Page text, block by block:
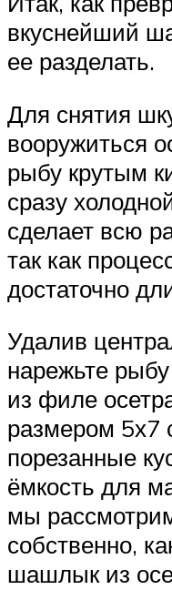
вкуснейший
ее разделать.
Для снятия
вооружиться
рыбу крутым
сразу
сделает всю
так как
достаточно
Удалив
нарежьте
из филе
размером 5х7
порезанные
ёмкость для
мы
собственно,
шашлык из